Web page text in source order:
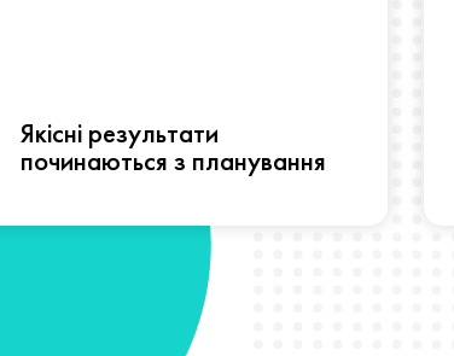
Якісні результати
починаються з планування